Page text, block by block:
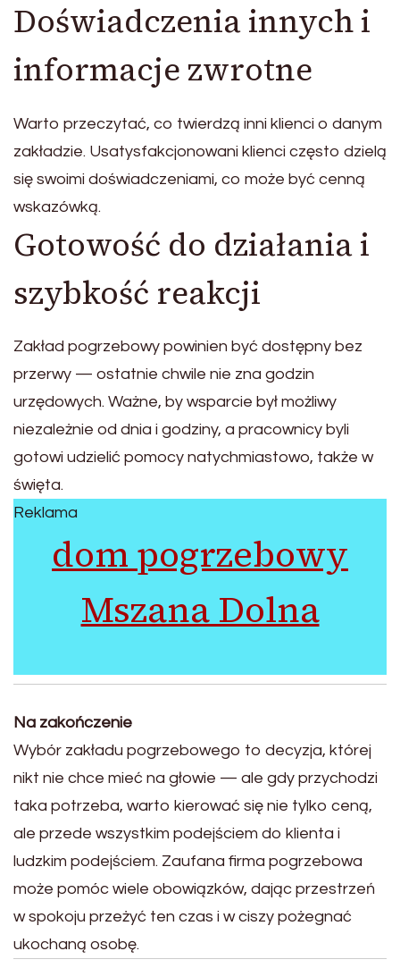
Doświadczenia innych i
informacje zwrotne
Warto przeczytać, co twierdzą inni klienci o danym
zakładzie. Usatysfakcjonowani klienci często dzielą
się swoimi doświadczeniami, co może być cenną
wskazówką.
Gotowość do działania i
szybkość reakcji
Zakład pogrzebowy powinien być dostępny bez
przerwy — ostatnie chwile nie zna godzin
urzędowych. Ważne, by wsparcie był możliwy
niezależnie od dnia i godziny, a pracownicy byli
gotowi udzielić pomocy natychmiastowo, także w
święta.
Reklama
dom pogrzebowy
Mszana Dolna
Na zakończenie
Wybór zakładu pogrzebowego to decyzja, której
nikt nie chce mieć na głowie — ale gdy przychodzi
taka potrzeba, warto kierować się nie tylko ceną,
ale przede wszystkim podejściem do klienta i
ludzkim podejściem. Zaufana firma pogrzebowa
może pomóc wiele obowiązków, dając przestrzeń
w spokoju przeżyć ten czas i w ciszy pożegnać
ukochaną osobę.